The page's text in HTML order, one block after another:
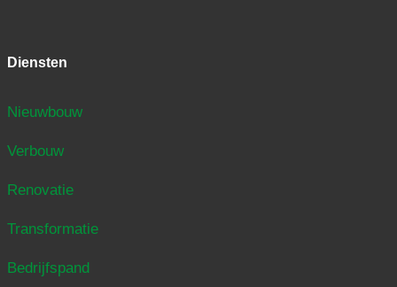
Diensten
Nieuwbouw
Verbouw
Renovatie
Transformatie
Bedrijfspand